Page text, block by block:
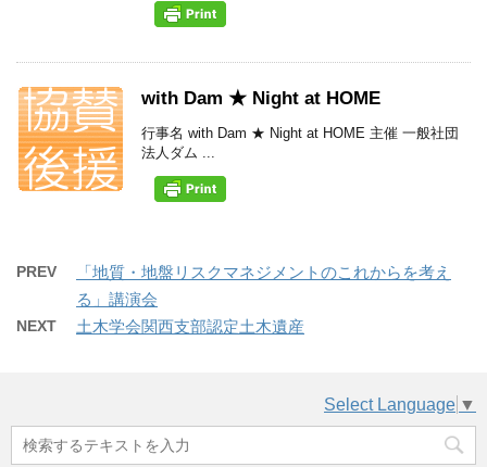
with Dam ★ Night at HOME
行事名 with Dam ★ Night at HOME 主催 一般社団
法人ダム ...
PREV
「地質・地盤リスクマネジメントのこれからを考え
る」講演会
NEXT 土木学会関西支部認定土木遺産
Select Language ▼